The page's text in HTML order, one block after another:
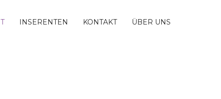
INSERENTEN KONTAKT ÜBER UNS